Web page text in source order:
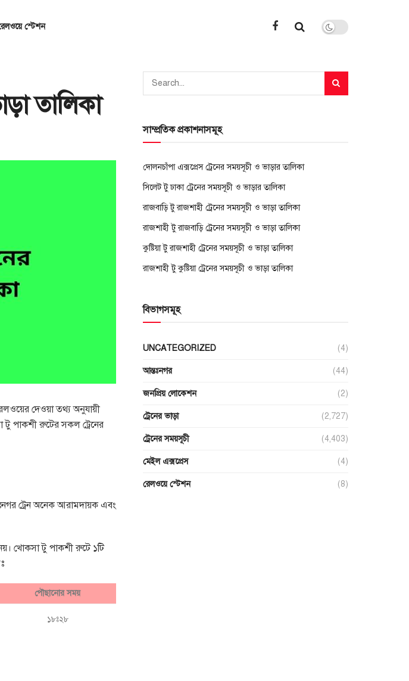
স্টেশন
তালিকা
দেওয়া তথ্য অনুযায়ী
টু পাকশী রুটের সকল ট্রেনের
ট্রেন অনেক আরামদায়ক এবং
খোকসা টু পাকশী রুটে ১টি
পৌছানোর সময়
১৮ঃ২৮
সাম্প্রতিক প্রকাশনাসমূহ
দোলনচাঁপা এক্সপ্রেস ট্রেনের সময়সূচী ও ভাড়ার তালিকা
সিলেট টু ঢাকা ট্রেনের সময়সূচী ও ভাড়ার তালিকা
রাজবাড়ি টু রাজশাহী ট্রেনের সময়সূচী ও ভাড়া তালিকা
রাজশাহী টু রাজবাড়ি ট্রেনের সময়সূচী ও ভাড়া তালিকা
কুষ্টিয়া টু রাজশাহী ট্রেনের সময়সূচী ও ভাড়া তালিকা
রাজশাহী টু কুষ্টিয়া ট্রেনের সময়সূচী ও ভাড়া তালিকা
বিভাগসমূহ
UNCATEGORIZED (4)
আন্তঃনগর (44)
জনপ্রিয় লোকেশন (2)
ট্রেনের ভাড়া (2,727)
ট্রেনের সময়সূচী (4,403)
মেইল এক্সপ্রেস (4)
রেলওয়ে স্টেশন (8)